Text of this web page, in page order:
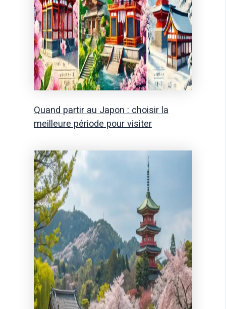
Quand partir au Japon : choisir la
meilleure période pour visiter